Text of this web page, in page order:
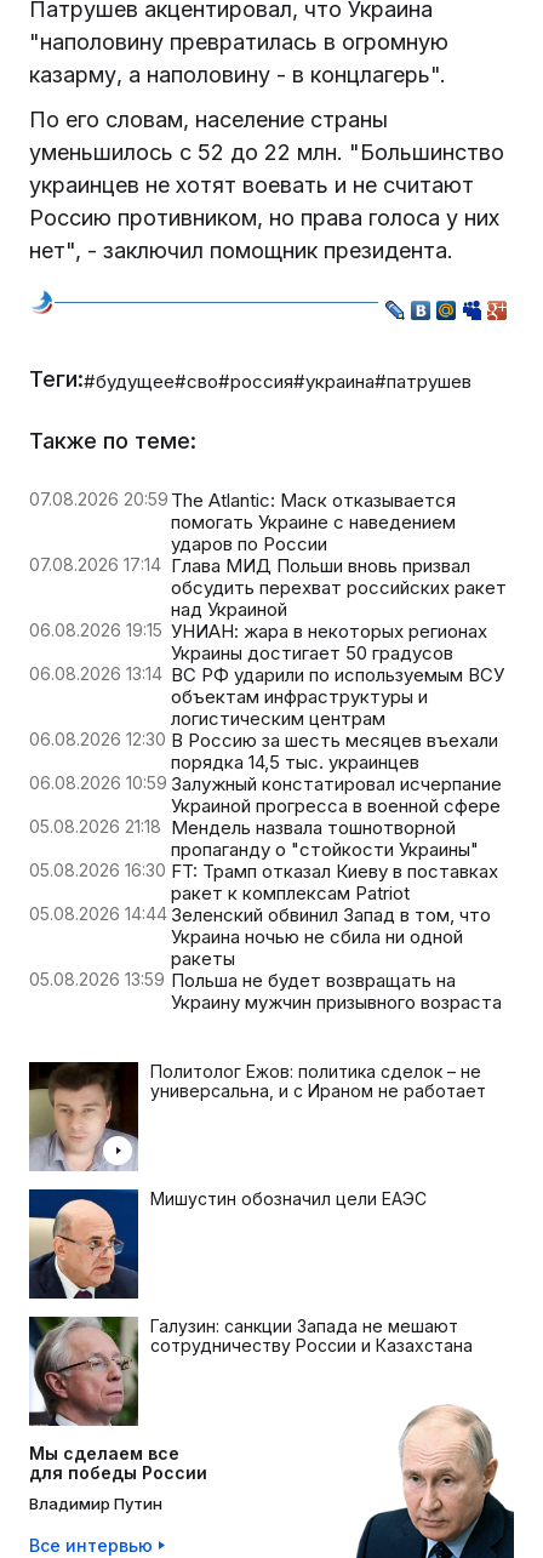
Патрушев акцентировал, что Украина
"наполовину превратилась в огромную
казарму, а наполовину - в концлагерь".
По его словам, население страны
уменьшилось с 52 до 22 млн. "Большинство
украинцев не хотят воевать и не считают
Россию противником, но права голоса у них
нет", - заключил помощник президента.
Теги:#будущее#сво#россия#украина#патрушев
Также по теме:
07.08.2026 20:59 The Atlantic: Маск отказывается
помогать Украине с наведением
ударов по России
07.08.2026 17:14 Глава МИД Польши вновь призвал
обсудить перехват российских ракет
над Украиной
06.08.2026 19:15 УНИАН: жара в некоторых регионах
Украины достигает 50 градусов
06.08.2026 13:14 ВС РФ ударили по используемым ВСУ
объектам инфраструктуры и
логистическим центрам
06.08.2026 12:30 В Россию за шесть месяцев въехали
порядка 14,5 тыс. украинцев
06.08.2026 10:59 Залужный констатировал исчерпание
Украиной прогресса в военной сфере
05.08.2026 21:18 Мендель назвала тошнотворной
пропаганду о "стойкости Украины"
05.08.2026 16:30 FT: Трамп отказал Киеву в поставках
ракет к комплексам Patriot
05.08.2026 14:44 Зеленский обвинил Запад в том, что
Украина ночью не сбила ни одной
ракеты
05.08.2026 13:59 Польша не будет возвращать на
Украину мужчин призывного возраста
Политолог Ежов: политика сделок – не
универсальна, и с Ираном не работает
Мишустин обозначил цели ЕАЭС
Галузин: санкции Запада не мешают
сотрудничеству России и Казахстана
Мы сделаем все
для победы России
Владимир Путин
Все интервью